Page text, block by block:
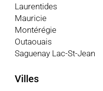
Laurentides
Mauricie
Montérégie
Outaouais
Saguenay Lac-St-Jean
Villes